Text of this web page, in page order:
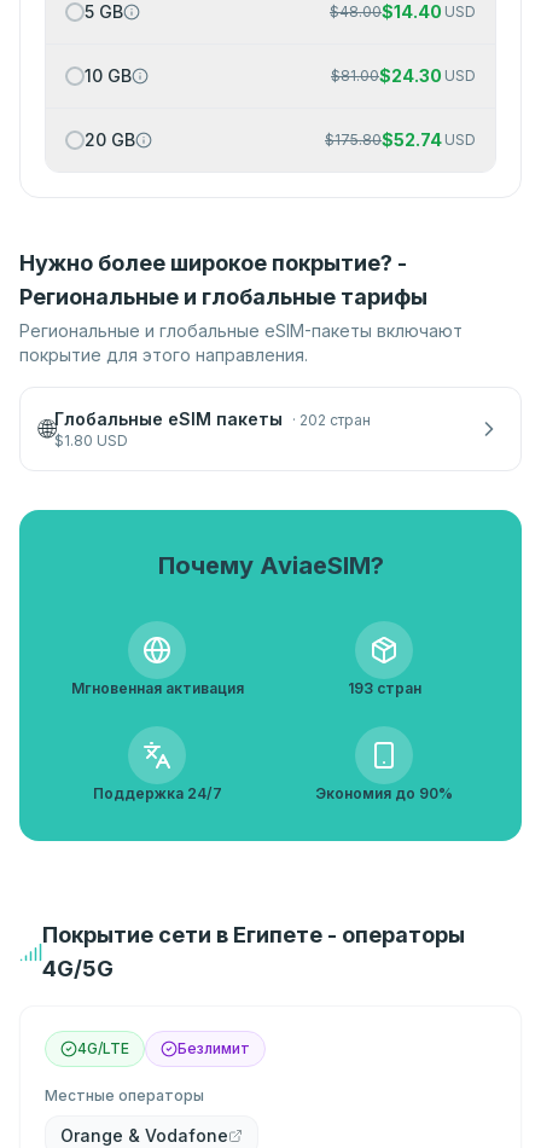
5 GB $48.00$14.40 USD
10 GB $81.00$24.30 USD
20 GB $175.80$52.74 USD
Нужно более широкое покрытие? -
Региональные и глобальные тарифы
Региональные и глобальные eSIM-пакеты включают
покрытие для этого направления.
🌐Глобальные eSIM пакеты · 202 стран
$1.80 USD
Почему AviaeSIM?
Мгновенная активация 193 стран
Поддержка 24/7 Экономия до 90%
Покрытие сети в Египете - операторы
4G/5G
4G/LTE Безлимит
Местные операторы
Orange & Vodafone